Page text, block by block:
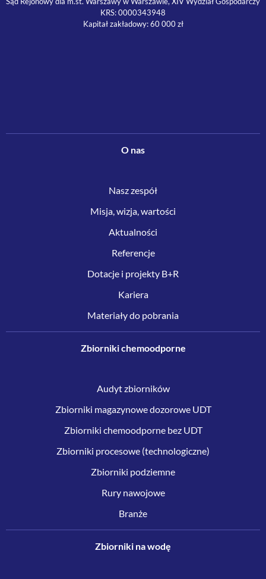
KRS: 0000343948
Kapitał zakładowy: 60 000 zł
O nas
Nasz zespół
Misja, wizja, wartości
Aktualności
Referencje
Dotacje i projekty B+R
Kariera
Materiały do pobrania
Zbiorniki chemoodporne
Audyt zbiorników
Zbiorniki magazynowe dozorowe UDT
Zbiorniki chemoodporne bez UDT
Zbiorniki procesowe (technologiczne)
Zbiorniki podziemne
Rury nawojowe
Branże
Zbiorniki na wodę